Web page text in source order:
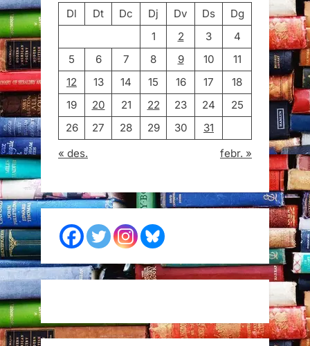
Dl
Dt Dc Dj Dv Ds
Dg
1
2 3
4
5
6 7 8 9 10
11
12
13 14 15 16 17
18
19
20 21 22 23 24
25
26
27 28 29 30
31
« des.
febr. »